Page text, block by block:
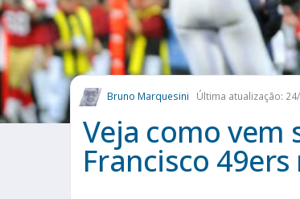
Bruno Marquesini Última atualização:
Veja como vem
Francisco 49ers